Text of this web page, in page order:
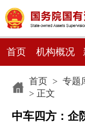
首页 机构概况
首页> 专题
> 正文
中车四方：企